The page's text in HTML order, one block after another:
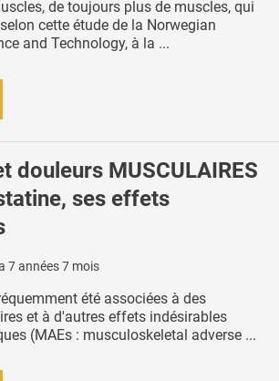
de toujours plus de muscles, qui
cette étude de la Norwegian
and Technology, à la ...
douleurs MUSCULAIRES
ses effets
7 années 7 mois
été associées à des
et à d'autres effets indésirables
(MAEs : musculoskeletal adverse ...